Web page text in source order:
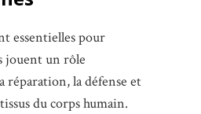
essentielles pour
jouent un rôle
réparation, la défense et
du corps humain.